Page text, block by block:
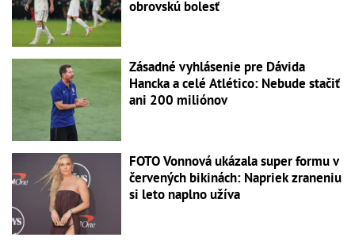
obrovskú bolesť
Zásadné vyhlásenie pre Dávida
Hancka a celé Atlético: Nebude stačiť
ani 200 miliónov
FOTO Vonnová ukázala super formu v
červených bikinách: Napriek zraneniu
si leto naplno užíva